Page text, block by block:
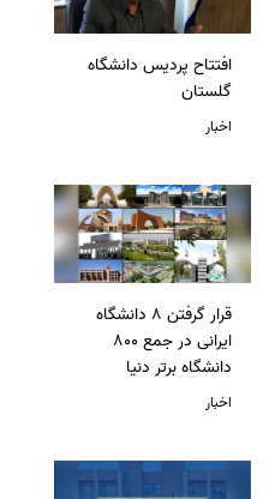
افتتاح پردیس دانشگاه
گلستان
اخبار
قرار گرفتن 8 دانشگاه
ایرانی در جمع 800
دانشگاه برتر دنیا
اخبار